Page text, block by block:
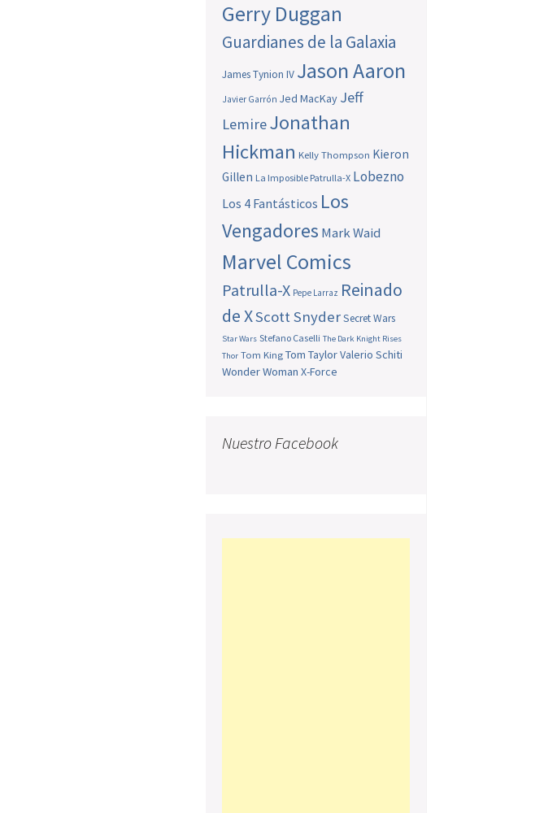
Gerry Duggan
Guardianes de la Galaxia
James Tynion IV Jason Aaron
Javier Garrón Jed MacKay Jeff
LemireJonathan
Hickman Kelly Thompson Kieron
Gillen La Imposible Patrulla-X Lobezno
Los 4 Fantásticos Los
Vengadores Mark Waid
Marvel Comics
Patrulla-X Pepe Larraz Reinado
de XScott SnyderSecret Wars
Star Wars Stefano Caselli The Dark Knight Rises
Thor Tom King Tom TaylorValerio Schiti
Wonder Woman X-Force
Nuestro Facebook